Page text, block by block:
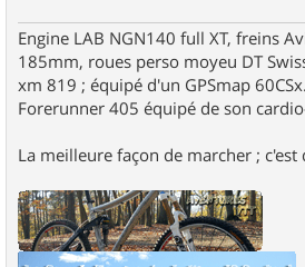
Engine LAB NGN140 full XT, freins
185mm, roues perso moyeu DT
xm 819 ; équipé d'un GPSmap 60CSx.
Forerunner 405 équipé de son
La meilleure façon de marcher ; c'est